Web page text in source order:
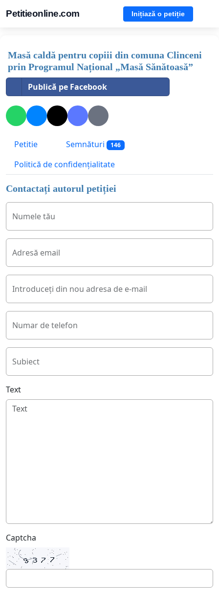
Petitieonline.com Inițiază o petiție
Masă caldă pentru copiii din comuna Clinceni
prin Programul Național „Masă Sănătoasă”
Publică pe Facebook
Petitie Semnături 146
Politică de confidențialitate
Contactați autorul petiției
Numele tău
Adresă email
Introduceți din nou adresa de e-mail
Numar de telefon
Subiect
Text
Captcha